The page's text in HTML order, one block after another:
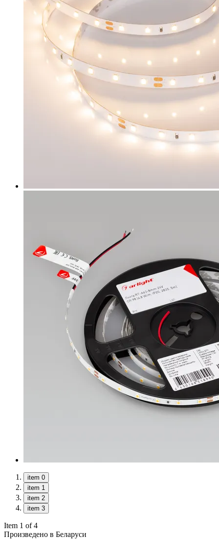
item 0
item 1
item 2
item 3
Item 1 of 4
Произведено в Беларуси